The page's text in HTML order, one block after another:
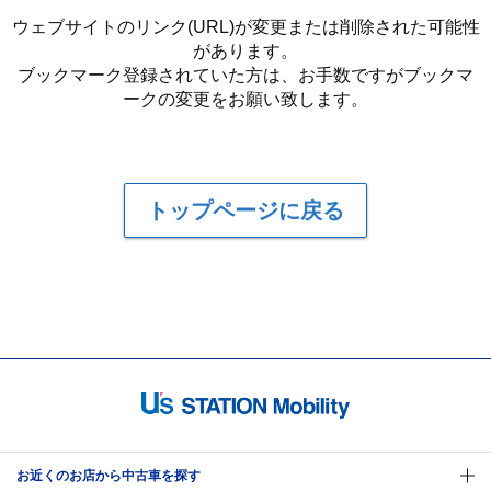
ウェブサイトのリンク(URL)が変更または削除された可能性
があります。
ブックマーク登録されていた方は、お手数ですがブックマ
ークの変更をお願い致します。
トップページに戻る
お近くのお店から中古車を探す